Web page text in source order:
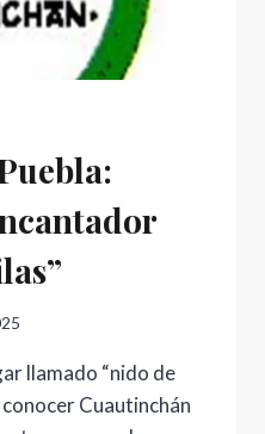
llamado “nido de
conocer Cuautinchán